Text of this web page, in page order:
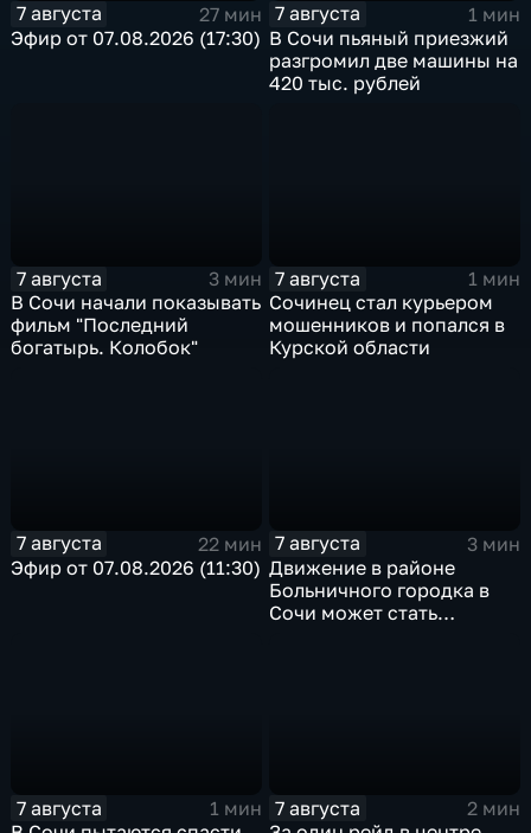
7 августа
27 мин
Эфир от 07.08.2026 (17:30)
7 августа
1 мин
В Сочи пьяный приезжий
разгромил две машины на
420 тыс. рублей
7 августа
3 мин
В Сочи начали показывать
фильм "Последний
богатырь. Колобок"
7 августа
1 мин
Сочинец стал курьером
мошенников и попался в
Курской области
7 августа
22 мин
Эфир от 07.08.2026 (11:30)
7 августа
3 мин
Движение в районе
Больничного городка в
Сочи может стать
7 августа
1 мин
7 августа
2 мин